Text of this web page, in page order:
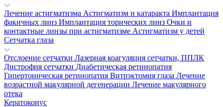
Лечение астигматизма Астигматизм и катаракта Имплантация
факичных линз Имплантация торических линз Очки и
контактные линзы при астигматизме Астигматизм у детей
Сетчатка глаза
Отслоение сетчатки Лазерная коагуляция сетчатки, ППЛК
Дистрофия сетчатки Диабетическая ретинопатия
Гипертоническая ретинопатия Витрэктомия глаза Лечение
возрастной макулярной дегенерации Лечение макулярного
отека
Кератоконус